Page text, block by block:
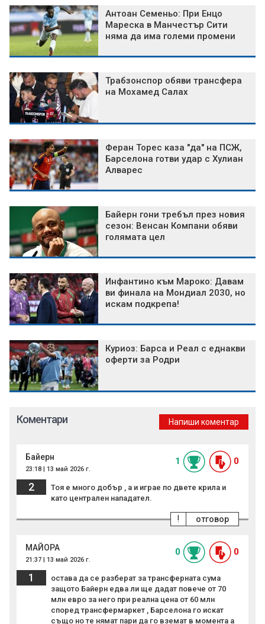
Антоан Семеньо: При Енцо
Мареска в Манчестър Сити
няма да има големи промени
Трабзонспор обяви трансфера
на Мохамед Салах
Феран Торес каза "да" на ПСЖ,
Барселона готви удар с Хулиан
Алварес
Байерн гони требъл през новия
сезон: Венсан Компани обяви
голямата цел
Инфантино към Мароко: Давам
ви финала на Мондиал 2030, но
искам подкрепа!
Куриоз: Барса и Реал с еднакви
оферти за Родри
Коментари Напиши коментар
Байерн
23:18 | 13 май 2026 г.
1 0
2
Тоя е много добър , а и играе по двете крила и
като централен нападател.
отговор
!
МАЙОРА
21:37 | 13 май 2026 г.
0 0
1
остава да се разберат за трансферната сума
защото Байерн едва ли ще дадат повече от 70
млн евро за него при реална цена от 60 млн
според трансфермаркет , Барселона го искат
също но те нямат пари да го вземат в момента а